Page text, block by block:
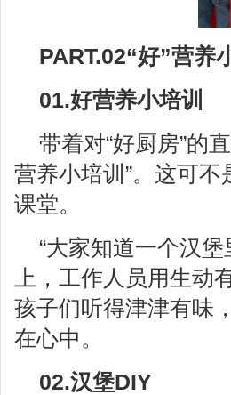
PART.02“好”营养
01.好营养小培训
带着对“好厨房”的
营养小培训”。这可
课堂。
“大家知道一个汉
上，工作人员用生动
孩子们听得津津有味
在心中。
02.汉堡DIY